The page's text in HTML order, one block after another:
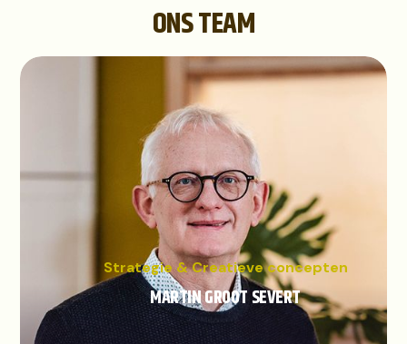
ONS TEAM
Strategie & Creatieve concepten
MARTIN GROOT SEVERT